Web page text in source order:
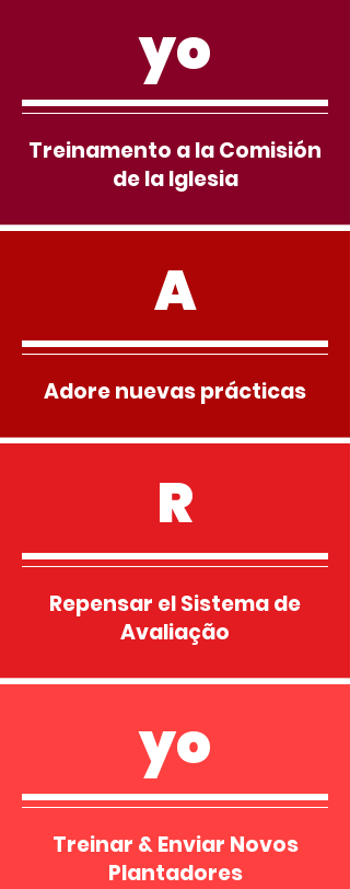
yo
Treinamento a la Comisión
de la Iglesia
A
Adore nuevas prácticas
R
Repensar el Sistema de
Avaliação
yo
Treinar & Enviar Novos
Plantadores